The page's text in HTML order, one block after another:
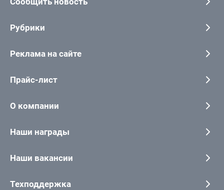
Рубрики
Реклама на сайте
Прайс-лист
О компании
Наши награды
Наши вакансии
Техподдержка